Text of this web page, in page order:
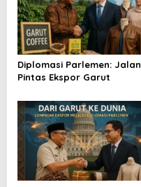
Diplomasi Parlemen: Jalan
Pintas Ekspor Garut